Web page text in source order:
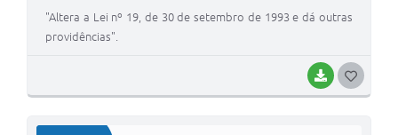
BAIXAR
"Altera a Lei nº 19, de 30 de setembro de 1993 e dá outras
providências".